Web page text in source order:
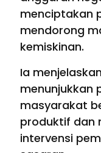
menciptakan
mendorong
kemiskinan.
Ia
menunjukkan
masyarakat
produktif dan
intervensi